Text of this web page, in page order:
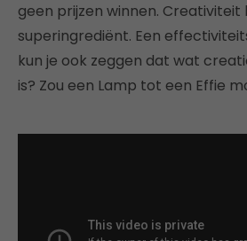
geen prijzen winnen. Creativiteit
superingrediënt. Een
kun je ook zeggen dat wat
is? Zou een Lamp tot een Effie